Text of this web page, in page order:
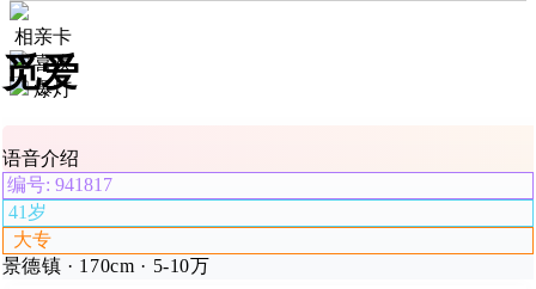
相亲卡
喜欢
爆灯
觅爱
语音介绍
编号: 941817
41岁
大专
景德镇 · 170cm · 5-10万